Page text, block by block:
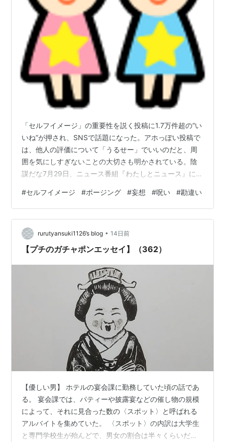
「セルフイメージ」の重要性を説く投稿に1.7万件超の“い
いね”が押され、SNSで話題になった。アホっぽい投稿で
は、他人の評価について「うるせー」でいいのだと、周
囲を気にしすぎないことの大切さも明かされている。陰
謀だな7月29日、ニュース番組『わたしとニュース』に国
れた投稿を受け、自身の考えを明かした。 三牧氏は「セ
ルフイメージしていますか？」という質問に対し、「私
は他人から『こうだね』って言われたら『そうなのか』
って思う人。自分で『こういう人だ自分は』とあまり思
わない。なので、新しい思考を学んだ感じ」と明かし
#セルフイメージ #ポージング #妄想 #呪い #勘違い
rurutyansuki1126’s blog • 14日前
【プチのガチャポンエッセイ】（362）
【優しい男】 ホテルの宴会課に勤務していた頃の話であ
る。 宴会課では、パティーや披露宴などの催し物の規模
によって、それに見合った数の〈スポット〉と呼ばれる
アルバイトを集めていた。 〈スポット〉の内訳は大学生
と専門学校生が殆んどで、男女の割合は半々くらいだっ